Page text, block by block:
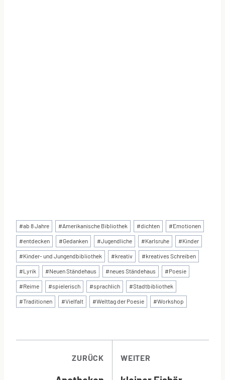
Schlagworte:
#ab 8 Jahre #Amerikanische Bibliothek #dichten #Emotionen
#entdecken #Gedanken #Jugendliche #Karlsruhe #Kinder
#Kinder- und Jungendbibliothek #kreativ #kreatives Schreiben
#Lyrik #Neuen Ständehaus #neues Ständehaus #Poesie
#Reime #spielerisch #sprachlich #Stadtbibliothek
#Traditionen #Vielfalt #Welttag der Poesie #Workshop
ZURÜCK WEITER